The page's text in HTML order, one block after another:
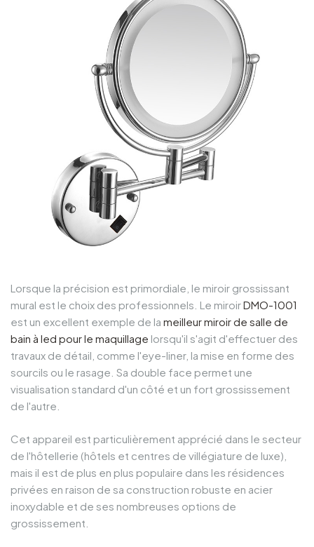
Lorsque la précision est primordiale, le miroir grossissant
mural est le choix des professionnels. Le miroirDMO-1001
est un excellent exemple de la meilleur miroir de salle de
bain à led pour le maquillage lorsqu'il s'agit d'effectuer des
travaux de détail, comme l'eye-liner, la mise en forme des
sourcils ou le rasage. Sa double face permet une
visualisation standard d'un côté et un fort grossissement
de l'autre.
Cet appareil est particulièrement apprécié dans le secteur
de l'hôtellerie (hôtels et centres de villégiature de luxe),
mais il est de plus en plus populaire dans les résidences
privées en raison de sa construction robuste en acier
inoxydable et de ses nombreuses options de
grossissement.